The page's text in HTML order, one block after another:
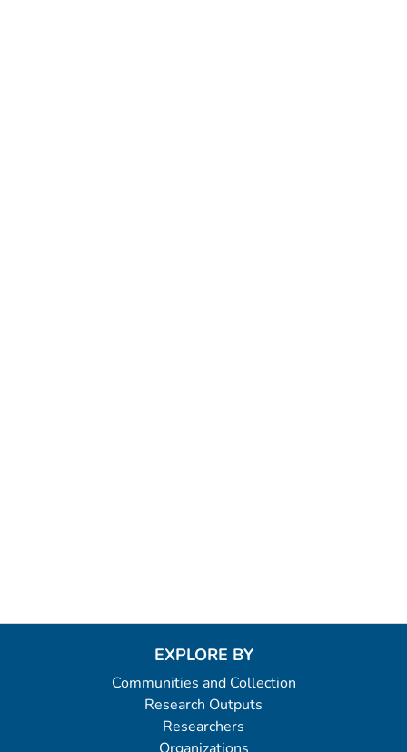
EXPLORE BY
Communities and Collection
Research Outputs
Researchers